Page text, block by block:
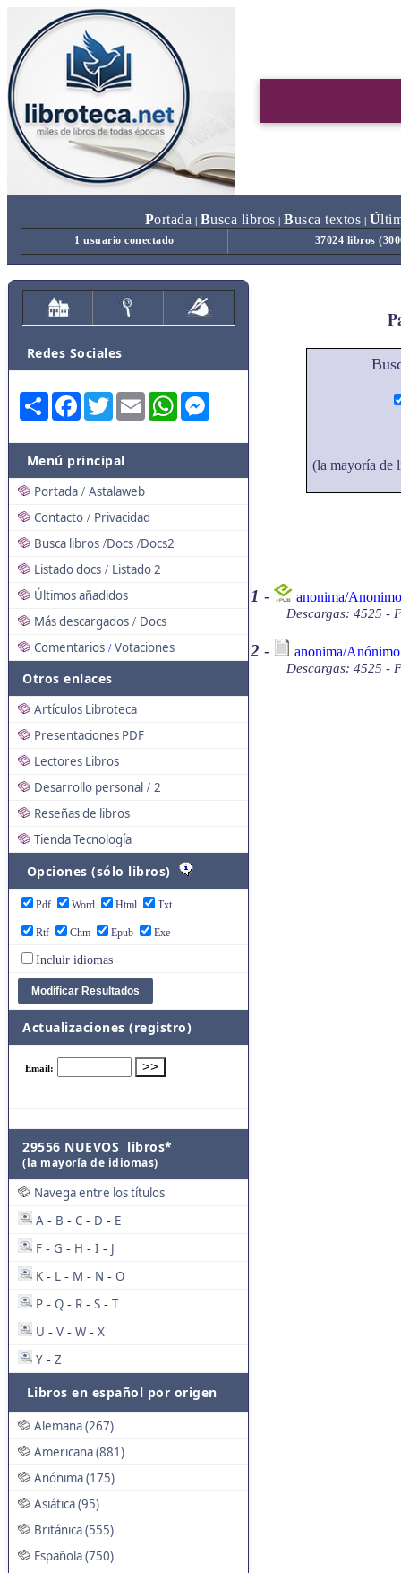
Portada Busca libros Busca textos Ú
1 usuario conectado 37024 libros
Redes Sociales
Share FacebookTwitterEmail WhatsApp
Menú principal
Portada / Astalaweb
Contacto / Privacidad
Busca libros /Docs /Docs2
Listado docs / Listado 2
Últimos añadidos
Más descargados / Docs
Comentarios / Votaciones
Otros enlaces
Artículos Libroteca
Presentaciones PDF
Lectores Libros
Desarrollo personal / 2
Reseñas de libros
Tienda Tecnología
Opciones (sólo libros)
Pdf Word Html Txt
Rtf Chm Epub Exe
Incluir idiomas
Actualizaciones (registro)
29556 NUEVOS libros*
(la mayoría de idiomas)
Navega entre los títulos
A - B - C - D - E
F - G - H - I - J
K - L - M - N - O
P - Q - R - S - T
U - V - W - X
Y - Z
Libros en español por origen
Alemana (267)
Americana (881)
Anónima (175)
Asiática (95)
Británica (555)
Española (750)
(la mayoría de
1 - anonima/
Descargas: 4525 -
2 - anonima/
Descargas: 4525 -